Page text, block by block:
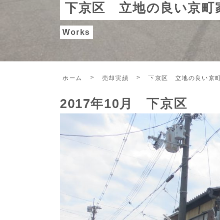
下京区 立地の良い京町
Works
ホーム 売却実績 下京区 立地の良い京
2017年10月 下京区